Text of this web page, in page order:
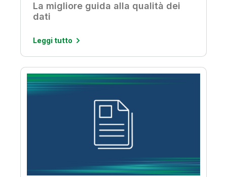
La migliore guida alla qualità dei
dati
Leggi tutto